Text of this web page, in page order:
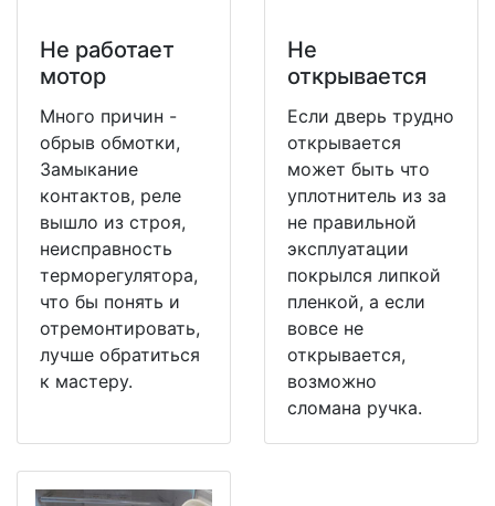
Не работает
мотор
Много причин -
обрыв обмотки,
Замыкание
контактов, реле
вышло из строя,
неисправность
терморегулятора,
что бы понять и
отремонтировать,
лучше обратиться
к мастеру.
Не
открывается
Если дверь трудно
открывается
может быть что
уплотнитель из за
не правильной
эксплуатации
покрылся липкой
пленкой, а если
вовсе не
открывается,
возможно
сломана ручка.